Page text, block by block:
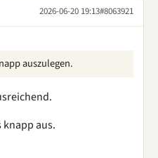
2026-06-20 19:13#8063921
auszulegen.
aus.